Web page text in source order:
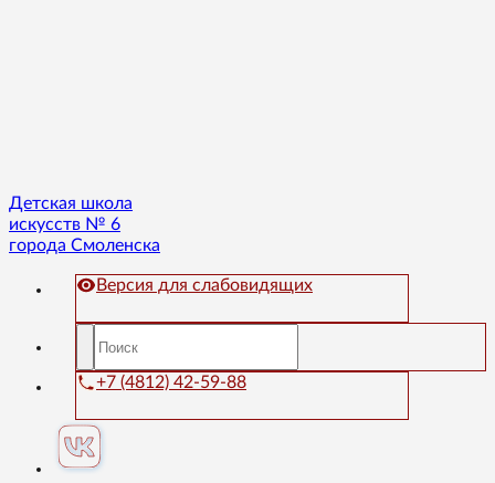
Детская школа
искусств № 6
города Смоленска
Версия для слабовидящих
+7 (4812) 42-59-88